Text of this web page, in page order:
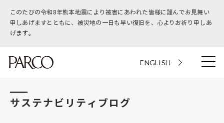
このたびの令和8年熊本地震により被害にあわれた皆様に謹んでお見舞い
申しあげますとともに、被災地の一日も早い復旧を、心よりお祈り申しあ
げます。
ENGLISH
サステナビリティブログ